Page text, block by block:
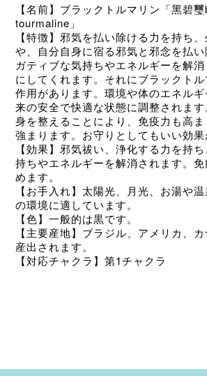
【名前】ブラックトルマリン「黑碧
tourmaline 」
【特徴】邪気を払い除ける力を持ち
や、自分自身に宿る邪気と邪念を払
ガティブな気持ちやエネルギーを解
にしてくれます。それにブラックト
作用があります。環境や体のエネル
来の安全で快適な状態に調整されま
身を整えることにより、免疫力も高
強まります。お守りとしてもいい効果
【効果】邪気祓い、浄化する力を持
持ちやエネルギーを解消されます。
めます。
【お手入れ】太陽光、月光、お湯や
の環境に適しています。
【色】一般的は黒です。
【主要産地】ブラジル、アメリカ、
産出されます。
【対応チャクラ】第1チャクラ